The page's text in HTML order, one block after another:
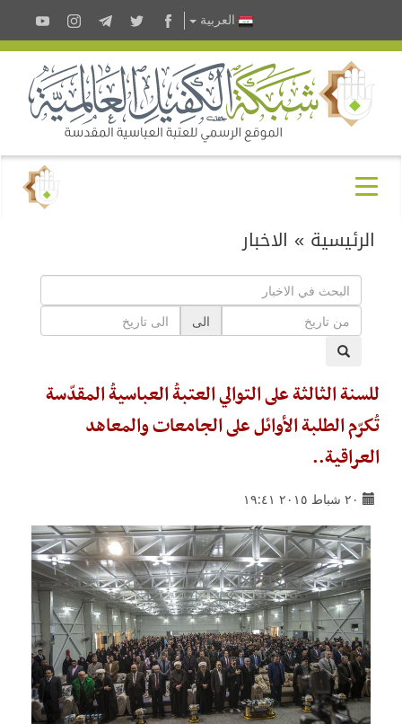
العربية
الرئيسية » الاخبار
الى
للسنة الثالثة على التوالي العتبةُ العباسيةُ المقدّسة
تُكرّم الطلبة الأوائل على الجامعات والمعاهد
العراقية..
٢٠ شباط ٢٠١٥ ١٩:٤١